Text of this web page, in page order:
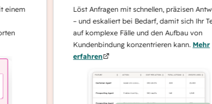
Löst Anfragen mit schnellen, präzisen Antworten
– und eskaliert bei Bedarf, damit sich Ihr Team
auf komplexe Fälle und den Aufbau von
Kundenbindung konzentrieren kann.Mehr
erfahren